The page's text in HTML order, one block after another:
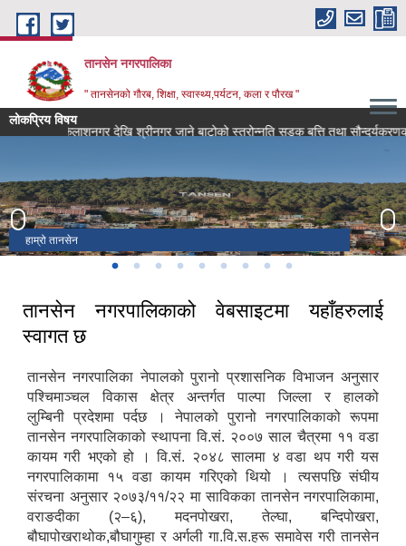
Skip to main content
तानसेन नगरपालिका
" तानसेनको गौरब, शिक्षा, स्वास्थ्य,पर्यटन, कला र पौरख "
लोकप्रिय विषय
कैलाशनगर
हाम्रो तानसेन
तानसेन
रानीमहल
तानसेन नगर कार्यपालिका कार्यालय
शितल पाटि , तानसेन
अर्गली दरबार ,ता.न.पा -१४
अमरनारायण मन्दिर, ता.न.पा -२
Night view - Tansen
भगवती मन्दिर
तानसेन नगरपालिकाको वेबसाइटमा यहाँहरुलाई
स्वागत छ
तानसेन नगरपालिका नेपालको पुरानो प्रशासनिक विभाजन अनुसार
पश्चिमाञ्चल विकास क्षेत्र अन्तर्गत पाल्पा जिल्ला र हालको
लुम्बिनी प्रदेशमा पर्दछ । नेपालको पुरानो नगरपालिकाको रूपमा
तानसेन नगरपालिकाको स्थापना वि.सं. २००७ साल चैत्रमा ११ वडा
कायम गरी भएको हो । वि.सं. २०४८ सालमा ४ वडा थप गरी यस
नगरपालिकामा १५ वडा कायम गरिएको थियो । त्यसपछि संघीय
संरचना अनुसार २०७३/११/२२ मा साविकका तानसेन नगरपालिकामा,
वराङदीका (२–६), मदनपोखरा, तेल्घा, बन्दिपोखरा,
बौघापोखराथोक,बौघागुम्हा र अर्गली गा.वि.स.हरू समावेस गरी तानसेन